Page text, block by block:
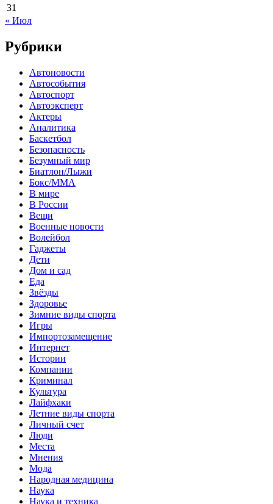
31
« Июл
Рубрики
Автоновости
Автособытия
Автоспорт
Автоэксперт
Актеры
Аналитика
Баскетбол
Безопасность
Безумный мир
Биатлон/Лыжи
Бокс/MMA
В мире
В России
Вещи
Военные новости
Волейбол
Гаджеты
Дети
Дом и сад
Еда
Звёзды
Здоровье
Зимние виды спорта
Игры
Импортозамещение
Интернет
Истории
Компании
Криминал
Культура
Лайфхаки
Летние виды спорта
Личный счет
Люди
Места
Мнения
Мода
Народная медицина
Наука
Наука и техника